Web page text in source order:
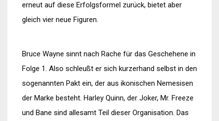
erneut auf diese Erfolgsformel zurück, bietet aber
gleich vier neue Figuren.
Bruce Wayne sinnt nach Rache für das Geschehene in
Folge 1. Also schleußt er sich kurzerhand selbst in den
sogenannten Pakt ein, der aus ikonischen Nemesisen
der Marke besteht. Harley Quinn, der Joker, Mr. Freeze
und Bane sind allesamt Teil dieser Organisation. Das